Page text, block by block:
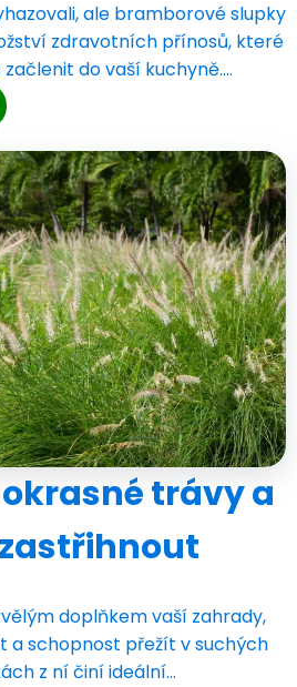
ale bramborové slupky
zdravotních přínosů, které
do vaší kuchyně.…
trávy a
doplňkem vaší zahrady,
a schopnost přežít v suchých
z ní činí ideální…